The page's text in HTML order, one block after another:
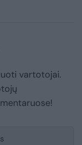
vartotojai.